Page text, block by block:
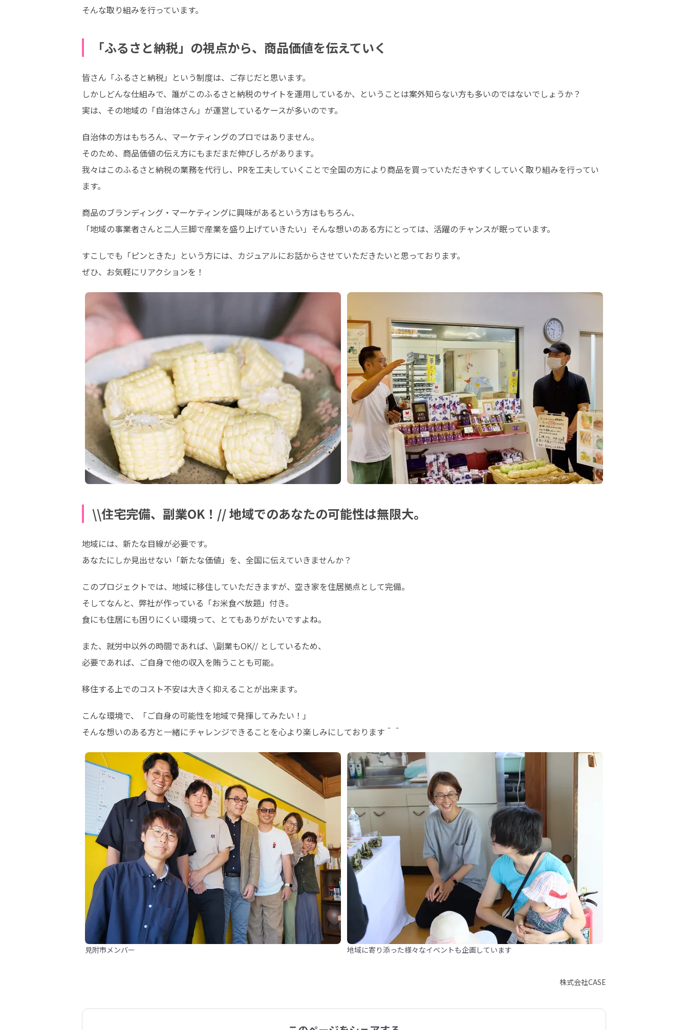
そんな取り組みを行っています。
「ふるさと納税」の視点から、商品価値を伝えていく
皆さん「ふるさと納税」という制度は、ご存じだと思います。
しかしどんな仕組みで、誰がこのふるさと納税のサイトを運用しているか、ということは案外知らない方も多いのではないでしょうか？
実は、その地域の「自治体さん」が運営しているケースが多いのです。
自治体の方はもちろん、マーケティングのプロではありません。
そのため、商品価値の伝え方にもまだまだ伸びしろがあります。
我々はこのふるさと納税の業務を代行し、PRを工夫していくことで全国の方により商品を買っていただきやすくしていく取り組みを行ってい
ます。
商品のブランディング・マーケティングに興味があるという方はもちろん、
「地域の事業者さんと二人三脚で産業を盛り上げていきたい」そんな想いのある方にとっては、活躍のチャンスが眠っています。
すこしでも「ピンときた」という方には、カジュアルにお話からさせていただきたいと思っております。
ぜひ、お気軽にリアクションを！
\\住宅完備、副業OK！// 地域でのあなたの可能性は無限大。
地域には、新たな目線が必要です。
あなたにしか見出せない「新たな価値」を、全国に伝えていきませんか？
このプロジェクトでは、地域に移住していただきますが、空き家を住居拠点として完備。
そしてなんと、弊社が作っている「お米食べ放題」付き。
食にも住居にも困りにくい環境って、とてもありがたいですよね。
また、就労中以外の時間であれば、\副業もOK// としているため、
必要であれば、ご自身で他の収入を賄うことも可能。
移住する上でのコスト不安は大きく抑えることが出来ます。
こんな環境で、「ご自身の可能性を地域で発揮してみたい！」
そんな想いのある方と一緒にチャレンジできることを心より楽しみにしております＾＾
見附市メンバー 地域に寄り添った様々なイベントも企画しています
株式会社CASE